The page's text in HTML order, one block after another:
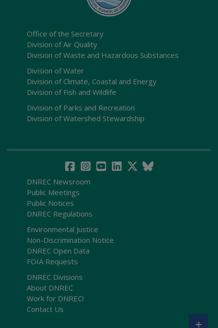
Office of the Secretary
Division of Air Quality
Division of Waste and Hazardous Substances
Division of Water
Division of Climate, Coastal and Energy
Division of Fish and Wildlife
Division of Parks and Recreation
Division of Watershed Stewardship
DNREC Newsroom
Public Meetings
Public Notices
DNREC Regulations
Environmental Justice
Non-Discrimination Notice
DNREC Open Data
FOIA Requests
DNREC Divisions
About DNREC
Work for DNREC!
Contact Us
+